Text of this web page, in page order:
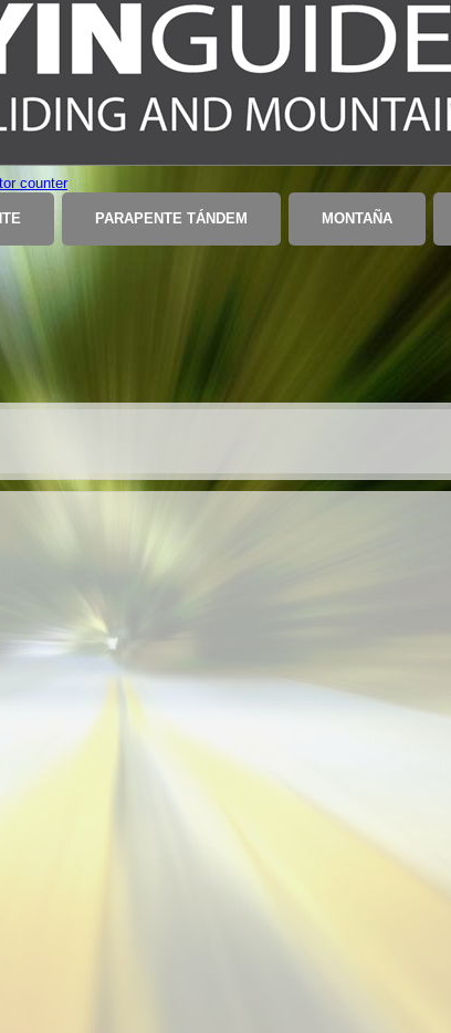
PARAPENTE TÁNDEM MONTAÑA